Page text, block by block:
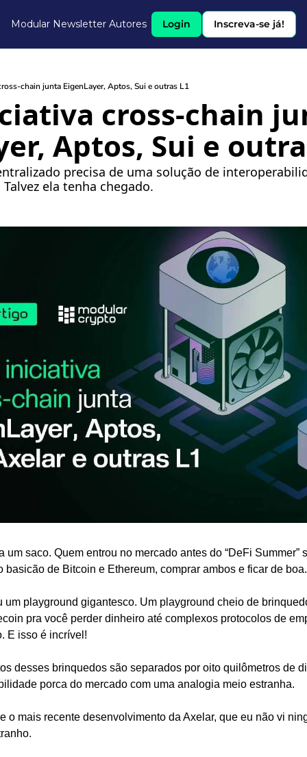
Modular Newsletter Autores Login Inscreva-se já!
chain junta EigenLayer, Aptos, Sui e outras L1
cross-chain
Aptos, Sui e
precisa de uma solução de
ela tenha chegado.
um saco. Quem entrou no mercado antes do “DeFi Summer”
basicão de Bitcoin e Ethereum, comprar ambos e ficar de boa.
um playground gigantesco. Um playground cheio de
pra você perder dinheiro até complexos protocolos de
E isso é incrível!
desses brinquedos são separados por oito quilômetros de
porca do mercado com uma analogia meio estranha.
o mais recente desenvolvimento da Axelar, que eu não vi